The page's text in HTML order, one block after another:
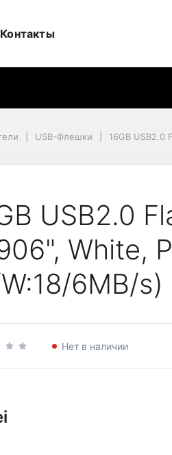
Контакты
"C906",
USB-Флешки 16GB USB2.0
USB2.0
White,
6MB/s)
Нет в наличии